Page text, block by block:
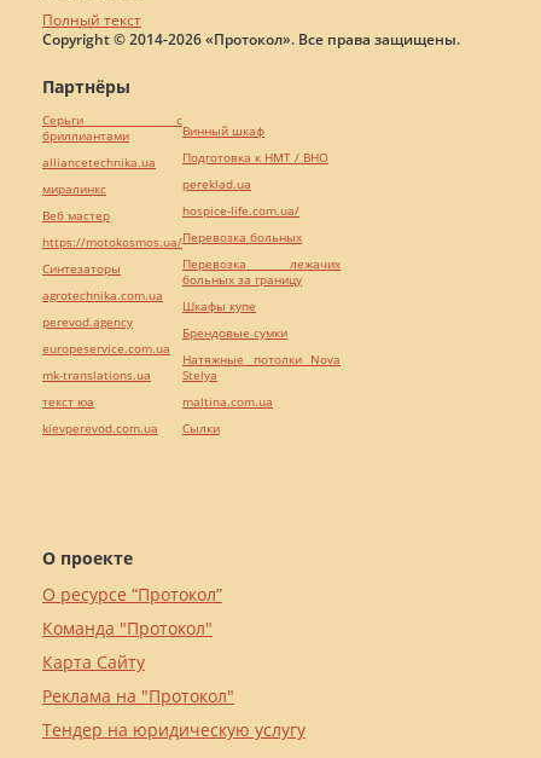
Полный текст
Copyright © 2014-2026 «Протокол». Все права защищены.
О проекте
О ресурсе “Протокол”
Команда "Протокол"
Карта Сайту
Реклама на "Протокол"
Тендер на юридическую услугу
Партнёры
Серьги с
бриллиантами
alliancetechnika.ua
миралинкс
Веб мастер
https://motokosmos.ua/
Синтезаторы
agrotechnika.com.ua
perevod.agency
europeservice.com.ua
mk-translations.ua
текст юа
kievperevod.com.ua
Винный шкаф
Подготовка к НМТ / ВНО
pereklad.ua
hospice-life.com.ua/
Перевозка больных
Перевозка лежачих
больных за границу
Шкафы купе
Брендовые сумки
Натяжные потолки Nova
Stelya
maltina.com.ua
Cылки